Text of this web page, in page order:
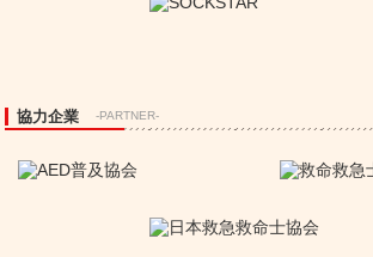
協力企業 -PARTNER-